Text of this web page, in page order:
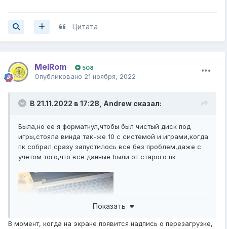
Цитата
MelRom 508
Опубликовано 21 ноября, 2022
В 21.11.2022 в 17:28, Andrew сказал:
Была,но ее я форматнул,чтобы был чистый диск под
игры,стояла винда так-же 10 с системой и играми,когда
пк собрал сразу запустилось все без проблем,даже с
учетом того,что все данные были от старого пк
Показать
В момент, когда на экране появится надпись о перезагрузке,